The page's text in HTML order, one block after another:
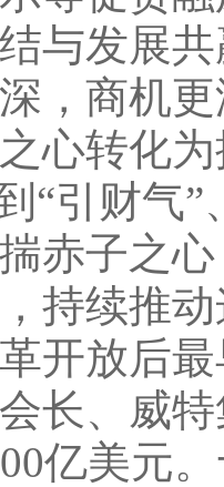
与发展
商机更
心转化
“引财气
赤子之
持续推
放后最
长、威
亿美元